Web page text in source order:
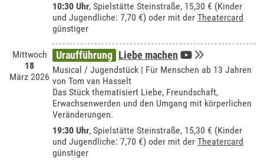
10:30 Uhr, Spielstätte Steinstraße, 15,30 € (Kinder
und Jugendliche: 7,70 €) oder mit derTheatercard
günstiger
Mittwoch
18
März 2026
Uraufführung Liebe machen
Musical / Jugendstück | Für Menschen ab 13 Jahren
von Tom van Hasselt
Das Stück thematisiert Liebe, Freundschaft,
Erwachsenwerden und den Umgang mit körperlichen
Veränderungen.
19:30 Uhr, Spielstätte Steinstraße, 15,30 € (Kinder
und Jugendliche: 7,70 €) oder mit derTheatercard
günstiger